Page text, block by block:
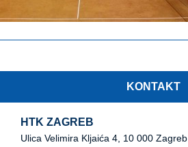
KONTAKT
HTK ZAGREB
Ulica Velimira Kljaića 4, 10 000 Zagreb